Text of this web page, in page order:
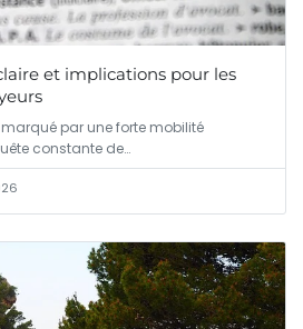
et implications pour les
par une forte mobilité
constante de…